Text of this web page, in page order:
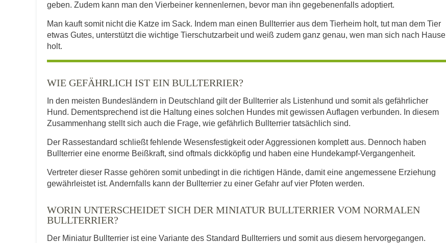
geben. Zudem kann man den Vierbeiner kennenlernen, bevor man ihn gegebenenfalls adoptiert.
Man kauft somit nicht die Katze im Sack. Indem man einen Bullterrier aus dem Tierheim holt, tut man dem Tier
etwas Gutes, unterstützt die wichtige Tierschutzarbeit und weiß zudem ganz genau, wen man sich nach Hause
holt.
WIE GEFÄHRLICH IST EIN BULLTERRIER?
In den meisten Bundesländern in Deutschland gilt der Bullterrier als Listenhund und somit als gefährlicher
Hund. Dementsprechend ist die Haltung eines solchen Hundes mit gewissen Auflagen verbunden. In diesem
Zusammenhang stellt sich auch die Frage, wie gefährlich Bullterrier tatsächlich sind.
Der Rassestandard schließt fehlende Wesensfestigkeit oder Aggressionen komplett aus. Dennoch haben
Bullterrier eine enorme Beißkraft, sind oftmals dickköpfig und haben eine Hundekampf-Vergangenheit.
Vertreter dieser Rasse gehören somit unbedingt in die richtigen Hände, damit eine angemessene Erziehung
gewährleistet ist. Andernfalls kann der Bullterrier zu einer Gefahr auf vier Pfoten werden.
WORIN UNTERSCHEIDET SICH DER MINIATUR BULLTERRIER VOM NORMALEN
BULLTERRIER?
Der Miniatur Bullterrier ist eine Variante des Standard Bullterriers und somit aus diesem hervorgegangen.